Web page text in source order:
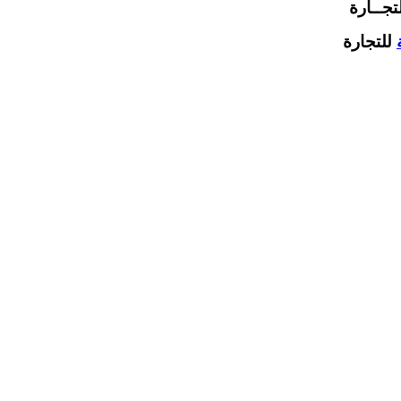
للتجارة